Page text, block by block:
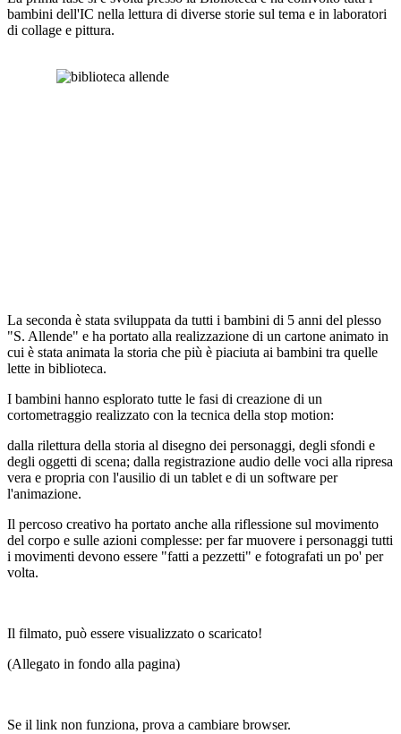
bambini dell'IC nella lettura di diverse storie sul tema e in laboratori
di collage e pittura.
La seconda è stata sviluppata da tutti i bambini di 5 anni del plesso
"S. Allende" e ha portato alla realizzazione di un cartone animato in
cui è stata animata la storia che più è piaciuta ai bambini tra quelle
lette in biblioteca.
I bambini hanno esplorato tutte le fasi di creazione di un
cortometraggio realizzato con la tecnica della stop motion:
dalla rilettura della storia al disegno dei personaggi, degli sfondi e
degli oggetti di scena; dalla registrazione audio delle voci alla ripresa
vera e propria con l'ausilio di un tablet e di un software per
l'animazione.
Il percoso creativo ha portato anche alla riflessione sul movimento
del corpo e sulle azioni complesse: per far muovere i personaggi tutti
i movimenti devono essere "fatti a pezzetti" e fotografati un po' per
volta.
Il filmato, può essere visualizzato o scaricato!
(Allegato in fondo alla pagina)
Se il link non funziona, prova a cambiare browser.